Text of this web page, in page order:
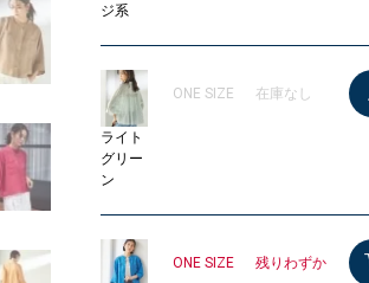
ジ系
ライト
グリー
ン
ONE SIZE 在庫なし
ONE SIZE 残りわずか